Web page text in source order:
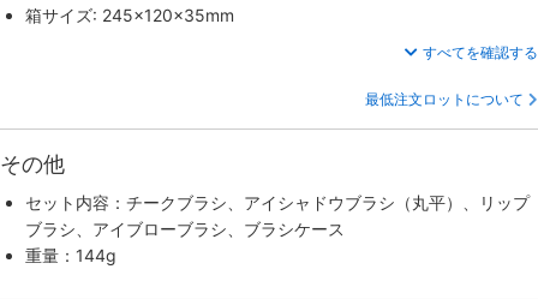
箱サイズ: 245×120×35mm
すべてを確認する
最低注文ロットについて
その他
セット内容：チークブラシ、アイシャドウブラシ（丸平）、リップ
ブラシ、アイブローブラシ、ブラシケース
重量：144g